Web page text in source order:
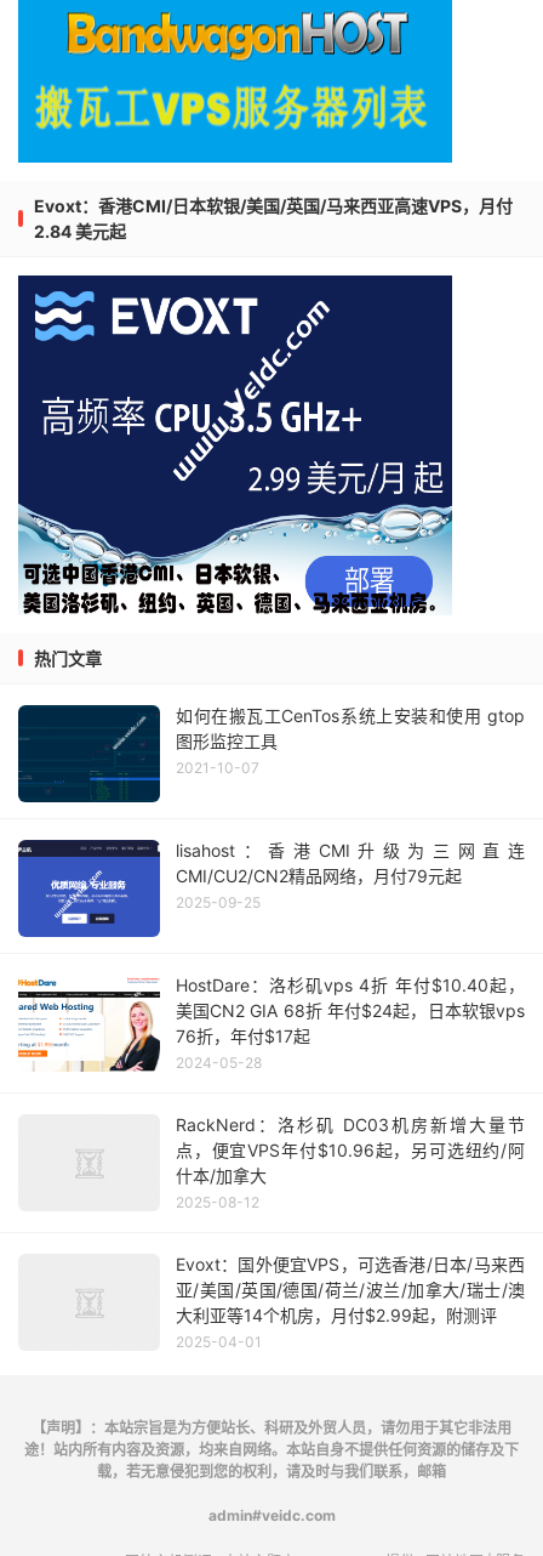
Evoxt：香港CMI/日本软银/美国/英国/马来西亚高速VPS，月付
2.84 美元起
热门文章
如何在搬瓦工CenTos系统上安装和使用 gtop
图形监控工具
2021-10-07
lisahost：香港CMI升级为三网直连
CMI/CU2/CN2精品网络，月付79元起
2025-09-25
HostDare：洛杉矶vps 4折 年付$10.40起，
美国CN2 GIA 68折 年付$24起，日本软银vps
76折，年付$17起
2024-05-28
RackNerd：洛杉矶 DC03机房新增大量节
点，便宜VPS年付$10.96起，另可选纽约/阿
什本/加拿大
2025-08-12
Evoxt：国外便宜VPS，可选香港/日本/马来西
亚/美国/英国/德国/荷兰/波兰/加拿大/瑞士/澳
大利亚等14个机房，月付$2.99起，附测评
2025-04-01
【声明】：本站宗旨是为方便站长、科研及外贸人员，请勿用于其它非法用
途！站内所有内容及资源，均来自网络。本站自身不提供任何资源的储存及下
载，若无意侵犯到您的权利，请及时与我们联系，邮箱
admin#veidc.com